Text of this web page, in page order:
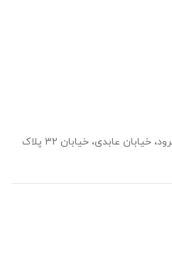
تهران، سعادت آباد، ميدان بهرود، خیابان عابدی، خيابان 32 پلاک